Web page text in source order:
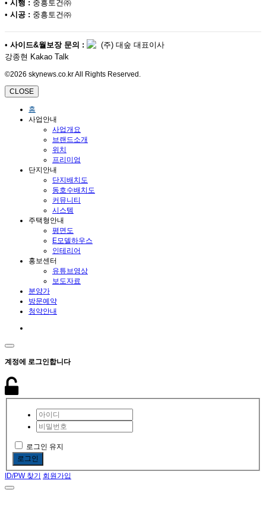
• 시행 : 중흥토건㈜
• 시공 : 중흥토건㈜
• 사이드&월보장 문의 :
(주) 대숲 대표이사
강종현 Kakao Talk
©2026 skynews.co.kr All Rights Reserved.
CLOSE
홈
사업안내
사업개요
브랜드소개
위치
프리미엄
단지안내
단지배치도
동호수배치도
커뮤니티
시스템
주택형안내
평면도
E모델하우스
인테리어
홍보센터
유튜브영상
보도자료
분양가
방문예약
청약안내
계정에 로그인합니다
로그인 유지
로그인
ID/PW 찾기 회원가입